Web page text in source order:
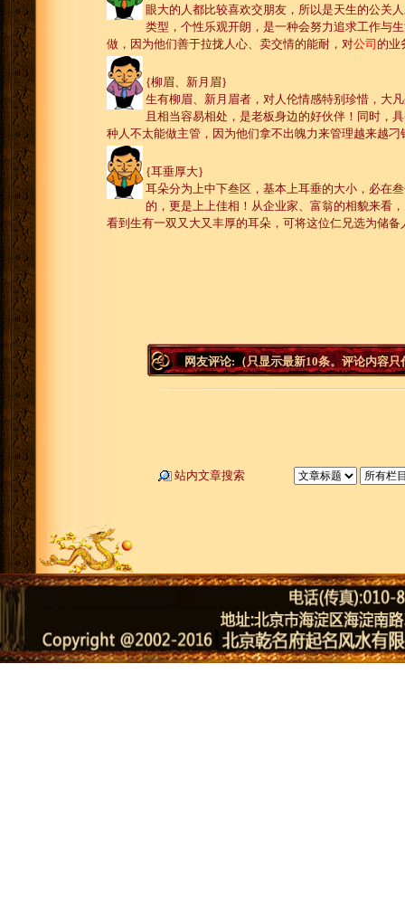
眼大的人都比较喜欢交朋友，所以是天生的公关
类型，个性乐观开朗，是一种会努力追求工作与
做，因为他们善于拉拢人心、卖交情的能耐，对公司 的业
{柳眉、新月眉}
生有柳眉、新月眉者，对人伦情感特别珍惜，大
且相当容易相处，是老板身边的好伙伴！同时，
种人不太能做主管，因为他们拿不出魄力来管理越来越刁
{耳垂厚大}
耳朵分为上中下叁区，基本上耳垂的大小，必在
的，更是上上佳相！从企业家、富翁的相貌来看
看到生有一双又大又丰厚的耳朵，可将这位仁兄选为储
网友评论:（只显示最新10条。评论内容
站内文章搜索